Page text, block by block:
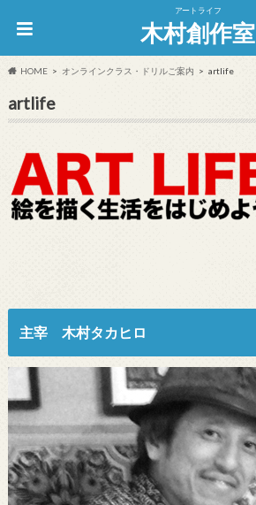
アートライフ
木村創作室
HOME オンラインクラス・ドリルご案内 artlife
artlife
主宰 木村タカヒロ